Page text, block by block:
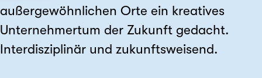
außer­gewöhnlichen Orte ein kreatives
Unter­nehmer­tum der Zukunft gedacht.
Inter­disziplinär und zukunfts­weisend.